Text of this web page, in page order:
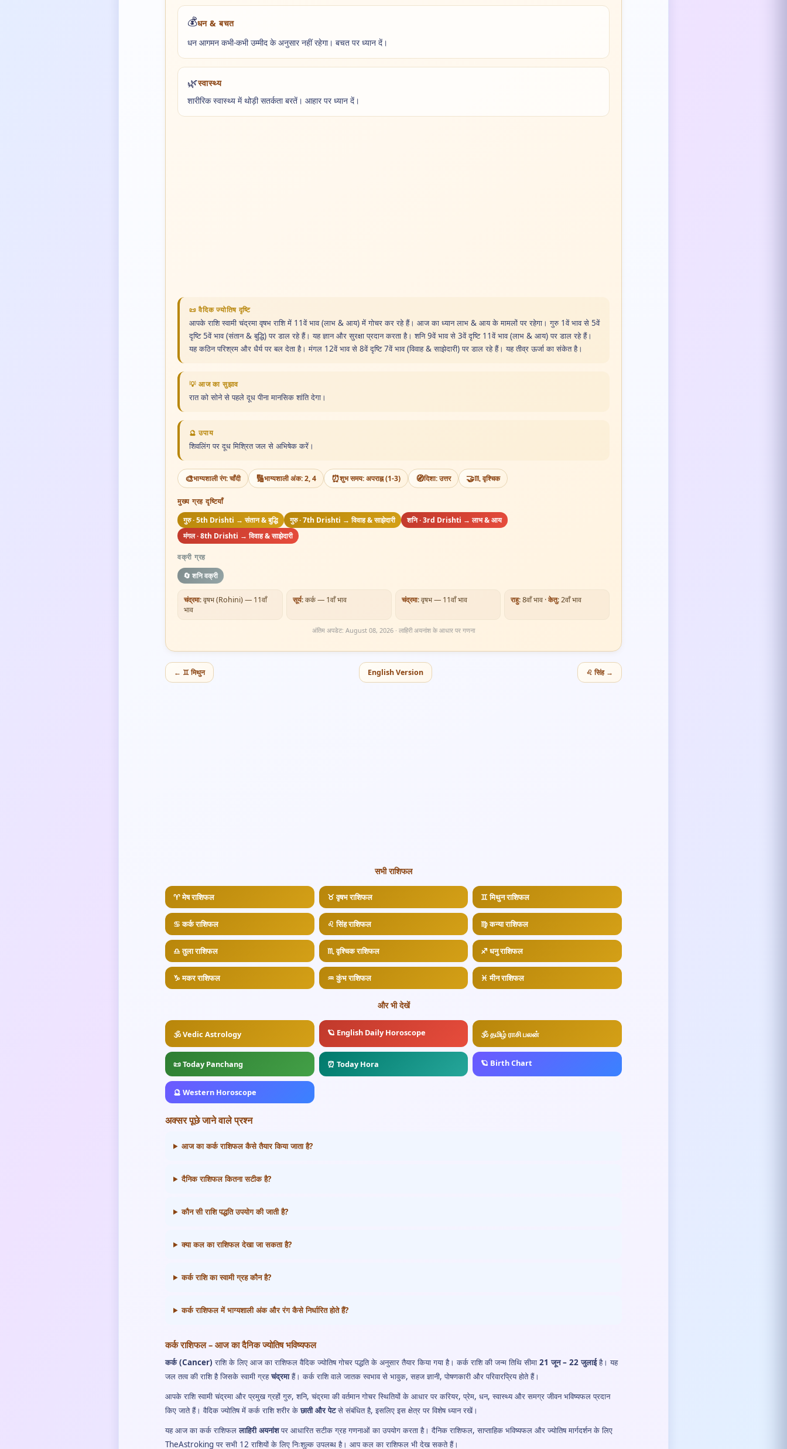
💰धन & बचत
धन आगमन कभी-कभी उम्मीद के अनुसार नहीं रहेगा। बचत पर ध्यान दें।
🌿स्वास्थ्य
शारीरिक स्वास्थ्य में थोड़ी सतर्कता बरतें। आहार पर ध्यान दें।
📜 वैदिक ज्योतिष दृष्टि
आपके राशि स्वामी चंद्रमा वृषभ राशि में 11वें भाव (लाभ & आय) में गोचर कर रहे हैं। आज का ध्यान लाभ & आय के मामलों पर रहेगा। गुरु 1वें भाव से 5वें
दृष्टि 5वें भाव (संतान & बुद्धि) पर डाल रहे हैं। यह ज्ञान और सुरक्षा प्रदान करता है। शनि 9वें भाव से 3वें दृष्टि 11वें भाव (लाभ & आय) पर डाल रहे हैं।
यह कठिन परिश्रम और धैर्य पर बल देता है। मंगल 12वें भाव से 8वें दृष्टि 7वें भाव (विवाह & साझेदारी) पर डाल रहे हैं। यह तीव्र ऊर्जा का संकेत है।
💡 आज का सुझाव
रात को सोने से पहले दूध पीना मानसिक शांति देगा।
🔮 उपाय
शिवलिंग पर दूध मिश्रित जल से अभिषेक करें।
🎨भाग्यशाली रंग: चाँदी 🔢भाग्यशाली अंक: 2, 4 ⏰शुभ समय: अपराह्न (1-3) 🧭दिशा: उत्तर 🤝♏ वृश्चिक
मुख्य ग्रह दृष्टियाँ
गुरु · 5th Drishti → संतान & बुद्धि
गुरु · 7th Drishti → विवाह & साझेदारी
शनि · 3rd Drishti → लाभ & आय
मंगल · 8th Drishti → विवाह & साझेदारी
वक्री ग्रह
🔄 शनि वक्री
चंद्रमा: वृषभ (Rohini) — 11वाँ
भाव
सूर्य: कर्क — 1वाँ भाव चंद्रमा: वृषभ — 11वाँ भाव राहु: 8वाँ भाव ·केतु: 2वाँ भाव
अंतिम अपडेट: August 08, 2026 · लाहिरी अयनांश के आधार पर गणना
← ♊ मिथुन English Version ♌ सिंह →
सभी राशिफल
♈ मेष राशिफल ♉ वृषभ राशिफल ♊ मिथुन राशिफल
♋ कर्क राशिफल ♌ सिंह राशिफल ♍ कन्या राशिफल
♎ तुला राशिफल ♏ वृश्चिक राशिफल ♐ धनु राशिफल
♑ मकर राशिफल ♒ कुंभ राशिफल ♓ मीन राशिफल
और भी देखें
🕉️ Vedic Astrology 🪐 English Daily Horoscope 🕉️ தமிழ் ராசி பலன்
📜 Today Panchang ⏰ Today Hora 🪐 Birth Chart
🔮 Western Horoscope
अक्सर पूछे जाने वाले प्रश्न
आज का कर्क राशिफल कैसे तैयार किया जाता है?
दैनिक राशिफल कितना सटीक है?
कौन सी राशि पद्धति उपयोग की जाती है?
क्या कल का राशिफल देखा जा सकता है?
कर्क राशि का स्वामी ग्रह कौन है?
कर्क राशिफल में भाग्यशाली अंक और रंग कैसे निर्धारित होते हैं?
कर्क राशिफल – आज का दैनिक ज्योतिष भविष्यफल
कर्क (Cancer) राशि के लिए आज का राशिफल वैदिक ज्योतिष गोचर पद्धति के अनुसार तैयार किया गया है। कर्क राशि की जन्म तिथि सीमा 21 जून – 22 जुलाईहै। यह
जल तत्व की राशि है जिसके स्वामी ग्रहचंद्रमाहैं। कर्क राशि वाले जातक स्वभाव से भावुक, सहज ज्ञानी, पोषणकारी और परिवारप्रिय होते हैं।
आपके राशि स्वामी चंद्रमा और प्रमुख ग्रहों गुरु, शनि, चंद्रमा की वर्तमान गोचर स्थितियों के आधार पर करियर, प्रेम, धन, स्वास्थ्य और समग्र जीवन भविष्यफल प्रदान
किए जाते हैं। वैदिक ज्योतिष में कर्क राशि शरीर केछाती और पेटसे संबंधित है, इसलिए इस क्षेत्र पर विशेष ध्यान रखें।
यह आज का कर्क राशिफललाहिरी अयनांशपर आधारित सटीक ग्रह गणनाओं का उपयोग करता है। दैनिक राशिफल, साप्ताहिक भविष्यफल और ज्योतिष मार्गदर्शन के लिए
TheAstroking पर सभी 12 राशियों के लिए निःशुल्क उपलब्ध है। आप कल का राशिफल भी देख सकते हैं।